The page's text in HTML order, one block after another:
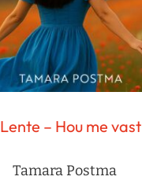
Lente – Hou me vast
Tamara Postma